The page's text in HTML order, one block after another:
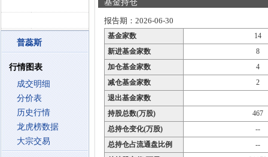
普蕊斯
行情图表
成交明细
分价表
历史行情
龙虎榜数据
大宗交易
基金持仓
报告期：2026-06-30
基金家数
14
新进基金家数
8
加仓基金家数
4
减仓基金家数
2
退出基金家数
持股总数(万股)
467
总持仓变化(万股)
--
总持仓占流通盘比例
--